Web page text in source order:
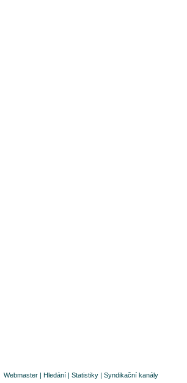
Webmaster | Hledání | Statistiky | Syndikační kanály